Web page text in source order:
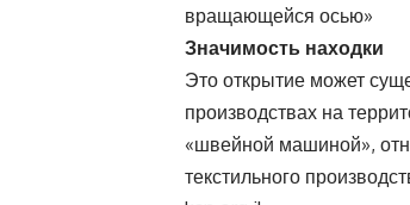
вращающейся осью»
Значимость находки
Это открытие может
производствах на
«швейной машиной»,
текстильного